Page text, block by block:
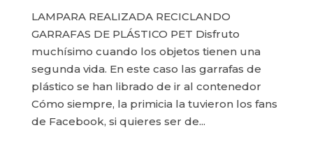
LAMPARA REALIZADA RECICLANDO
GARRAFAS DE PLÁSTICO PET Disfruto
muchísimo cuando los objetos tienen una
segunda vida. En este caso las garrafas de
plástico se han librado de ir al contenedor
Cómo siempre, la primicia la tuvieron los fans
de Facebook, si quieres ser de...